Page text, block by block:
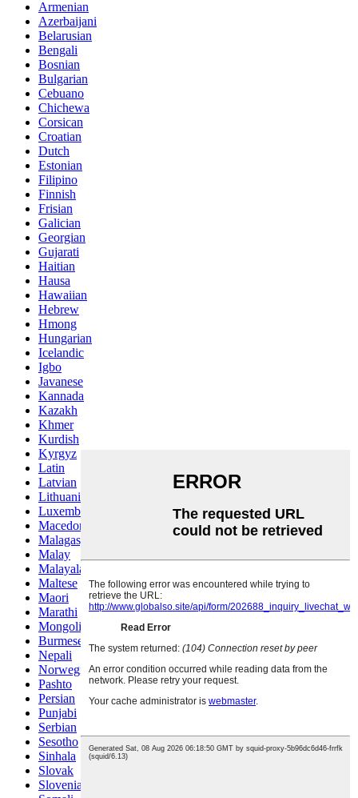
Armenian
Azerbaijani
Belarusian
Bengali
Bosnian
Bulgarian
Cebuano
Chichewa
Corsican
Croatian
Dutch
Estonian
Filipino
Finnish
Frisian
Galician
Georgian
Gujarati
Haitian
Hausa
Hawaiian
Hebrew
Hmong
Hungarian
Icelandic
Igbo
Javanese
Kannada
Kazakh
Khmer
Kurdish
Kyrgyz
Latin
Latvian
Lithuanian
Luxembou..
Macedonian
Malagasy
Malay
Malayalam
Maltese
Maori
Marathi
Mongolian
Burmese
Nepali
Norwegian
Pashto
Persian
Punjabi
Serbian
Sesotho
Sinhala
Slovak
Slovenian